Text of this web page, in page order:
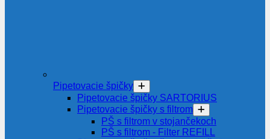
Pipetovacie špičky
Pipetovacie špičky SARTORIUS
Pipetovacie špičky s filtrom
PŠ s filtrom v stojančekoch
PŠ s filtrom - Filter REFILL